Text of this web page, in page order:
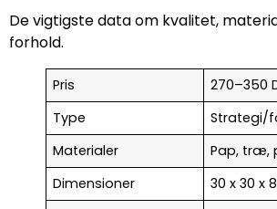
De vigtigste data om kvalitet,
forhold.
Pris
270–350
Type
Strategi/
Materialer
Pap, træ,
Dimensioner
30 x 30 x